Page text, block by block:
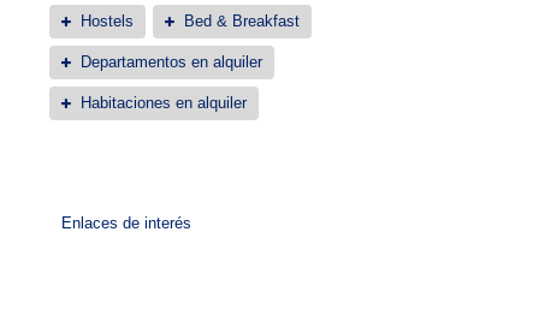
Hostels Bed & Breakfast
Departamentos en alquiler
Habitaciones en alquiler
Enlaces de interés